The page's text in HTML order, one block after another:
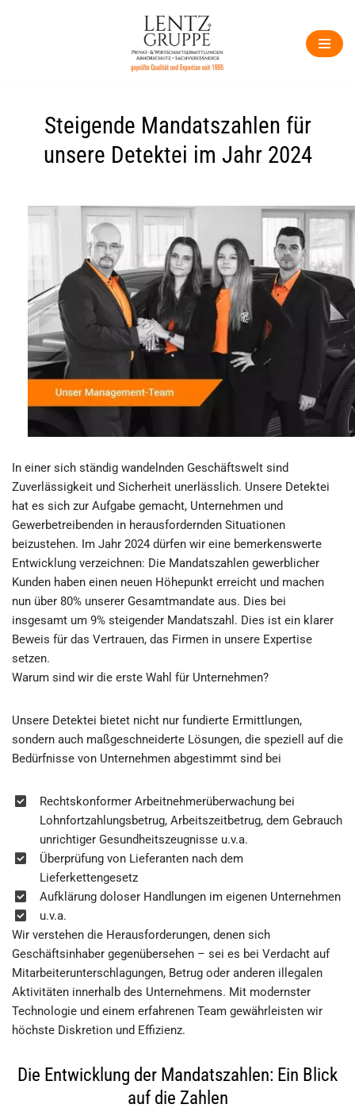
Steigende Mandatszahlen für
unsere Detektei im Jahr 2024
In einer sich ständig wandelnden Geschäftswelt sind
Zuverlässigkeit und Sicherheit unerlässlich. Unsere Detektei
hat es sich zur Aufgabe gemacht, Unternehmen und
Gewerbetreibenden in herausfordernden Situationen
beizustehen. Im Jahr 2024 dürfen wir eine bemerkenswerte
Entwicklung verzeichnen: Die Mandatszahlen gewerblicher
Kunden haben einen neuen Höhepunkt erreicht und machen
nun über 80% unserer Gesamtmandate aus. Dies bei
insgesamt um 9% steigender Mandatszahl. Dies ist ein klarer
Beweis für das Vertrauen, das Firmen in unsere Expertise
setzen.
Warum sind wir die erste Wahl für Unternehmen?
Unsere Detektei bietet nicht nur fundierte Ermittlungen,
sondern auch maßgeschneiderte Lösungen, die speziell auf die
Bedürfnisse von Unternehmen abgestimmt sind bei
Rechtskonformer Arbeitnehmerüberwachung bei
Lohnfortzahlungsbetrug, Arbeitszeitbetrug, dem Gebrauch
unrichtiger Gesundheitszeugnisse u.v.a.
Überprüfung von Lieferanten nach dem
Lieferkettengesetz
Aufklärung doloser Handlungen im eigenen Unternehmen
u.v.a.
Wir verstehen die Herausforderungen, denen sich
Geschäftsinhaber gegenübersehen – sei es bei Verdacht auf
Mitarbeiterunterschlagungen, Betrug oder anderen illegalen
Aktivitäten innerhalb des Unternehmens. Mit modernster
Technologie und einem erfahrenen Team gewährleisten wir
höchste Diskretion und Effizienz.
Die Entwicklung der Mandatszahlen: Ein Blick
auf die Zahlen